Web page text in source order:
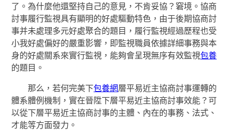
了。為什麼他還堅持自己的意見，不肯妥協？窘境。協商
討事履行監視具有顯明的好處驅動特色，由于後期協商討
事并未處理多元好處聚合的題目，履行監視經過歷程也受
小我好處偏好的嚴重影響，即監視職員依據詳細事務與本
身的好處關系來實行監視，能夠會呈現無序有效監視包養
的題目。
那么，若何完美下包養網層平易近主協商討事運轉的
體系體例機制，實在晉陞下層平易近主協商討事效能？可
以從下層平易近主協商討事的主體、內在的事務、法式、
才能等方面發力。